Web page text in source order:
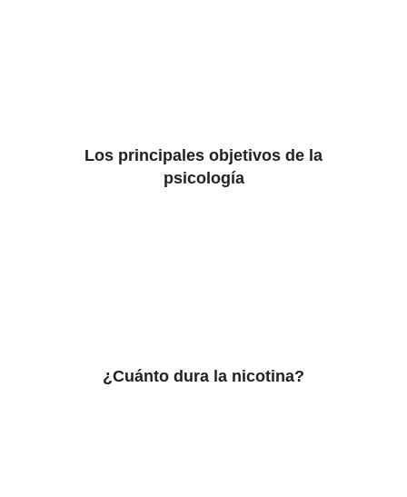
Los principales objetivos de la
psicología
¿Cuánto dura la nicotina?